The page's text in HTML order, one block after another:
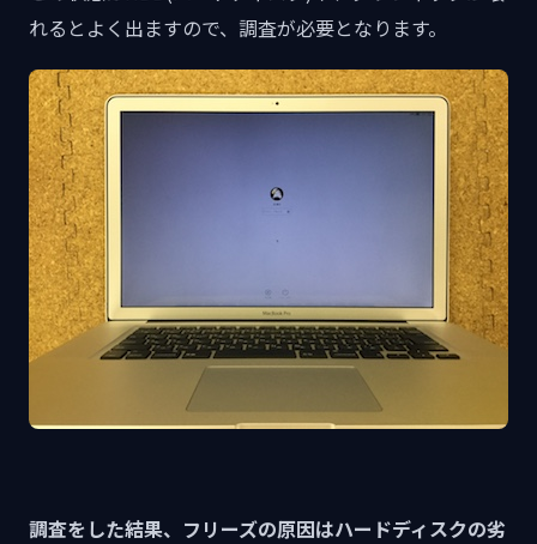
れるとよく出ますので、調査が必要となります。
調査をした結果、フリーズの原因はハードディスクの劣